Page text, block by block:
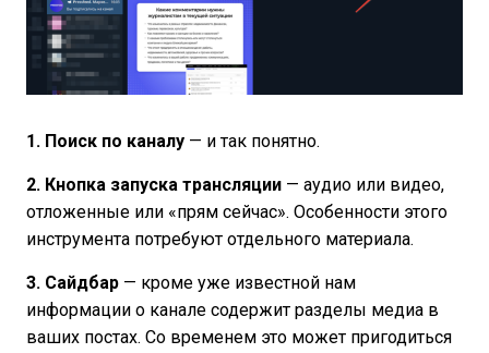
1. Поиск по каналу — и так понятно.
2. Кнопка запуска трансляции — аудио или видео,
отложенные или «прям сейчас». Особенности этого
инструмента потребуют отдельного материала.
3. Сайдбар — кроме уже известной нам
информации о канале содержит разделы медиа в
ваших постах. Со временем это может пригодиться